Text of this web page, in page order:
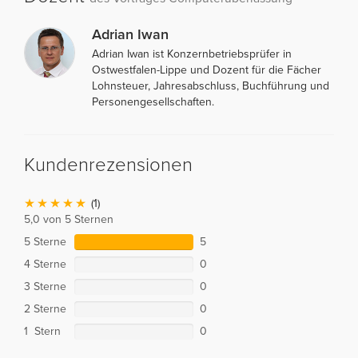
Adrian Iwan
Adrian Iwan ist Konzernbetriebsprüfer in
Ostwestfalen-Lippe und Dozent für die Fächer
Lohnsteuer, Jahresabschluss, Buchführung und
Personengesellschaften.
Kundenrezensionen
(1)
5,0 von 5 Sternen
5 Sterne
5
4 Sterne
0
3 Sterne
0
2 Sterne
0
1 Stern
0